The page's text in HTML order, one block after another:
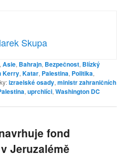
Skupa
,Asie, Bahrajn, Bezpečnost, Blízký
Kerry,Katar, Palestina, Politika,
izraelské osady,ministr zahraničních
,uprchlíci,Washington DC
fond
Jeruzalémě